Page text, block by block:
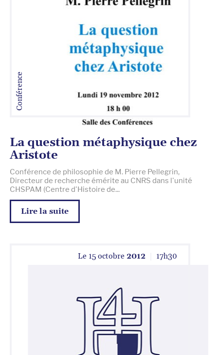
Conférence
La question métaphysique chez
Aristote
Conférence de philosophie de M. Pierre Pellegrin,
Directeur de recherche émérite au CNRS dans l'unité
CHSPAM (Centre d'Histoire de...
Lire la suite
Le 15 octobre 2012 17h30